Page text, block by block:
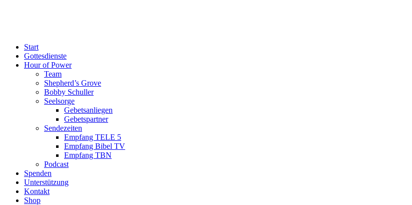
Start
Gottesdienste
Hour of Power
Team
Shepherd’s Grove
Bobby Schuller
Seelsorge
Gebetsanliegen
Gebetspartner
Sendezeiten
Empfang TELE 5
Empfang Bibel TV
Empfang TBN
Podcast
Spenden
Unterstützung
Kontakt
Shop